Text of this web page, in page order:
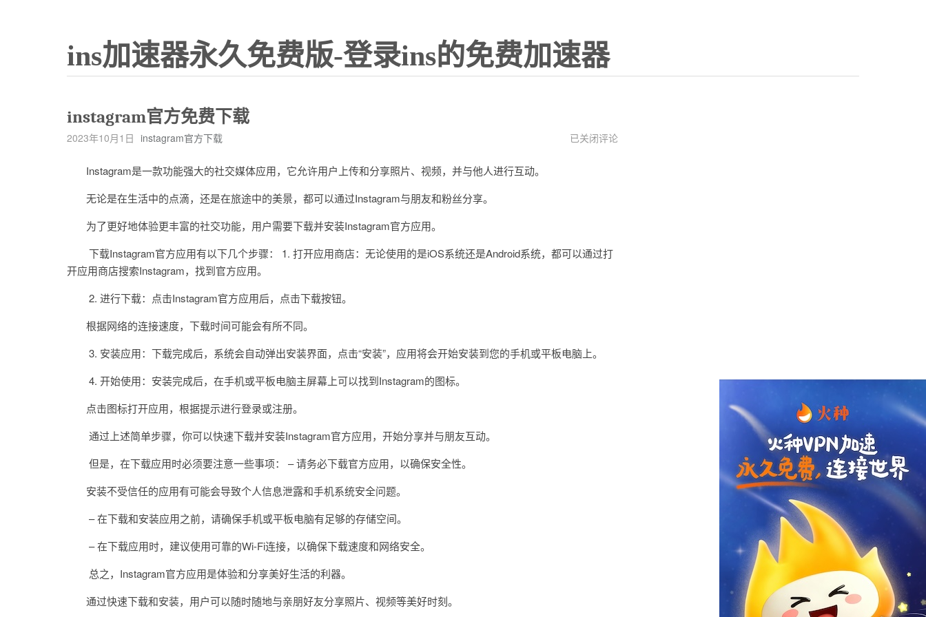
ins加速器永久免费版-登录ins的免费加速器
instagram官方免费下载
2023年10月1日 instagram官方下载
instagram
已关闭评论
Instagram是一款功能强大的社交媒体应用，它允许用户上传和分享照片、视频，并与他人进行互动。
无论是在生活中的点滴，还是在旅途中的美景，都可以通过Instagram与朋友和粉丝分享。
为了更好地体验更丰富的社交功能，用户需要下载并安装Instagram官方应用。
下载Instagram官方应用有以下几个步骤： 1. 打开应用商店：无论使用的是iOS系统还是Android系统，都可以通过打
开应用商店搜索Instagram，找到官方应用。
2. 进行下载：点击Instagram官方应用后，点击下载按钮。
根据网络的连接速度，下载时间可能会有所不同。
3. 安装应用：下载完成后，系统会自动弹出安装界面，点击“安装”，应用将会开始安装到您的手机或平板电脑上。
4. 开始使用：安装完成后，在手机或平板电脑主屏幕上可以找到Instagram的图标。
点击图标打开应用，根据提示进行登录或注册。
通过上述简单步骤，你可以快速下载并安装Instagram官方应用，开始分享并与朋友互动。
但是，在下载应用时必须要注意一些事项： – 请务必下载官方应用，以确保安全性。
安装不受信任的应用有可能会导致个人信息泄露和手机系统安全问题。
– 在下载和安装应用之前，请确保手机或平板电脑有足够的存储空间。
– 在下载应用时，建议使用可靠的Wi-Fi连接，以确保下载速度和网络安全。
总之，Instagram官方应用是体验和分享美好生活的利器。
通过快速下载和安装，用户可以随时随地与亲朋好友分享照片、视频等美好时刻。